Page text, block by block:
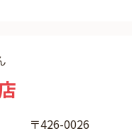
〒426-0026